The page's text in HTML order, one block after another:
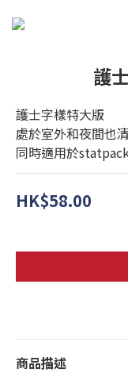
護
護士字樣特大版
處於室外和夜間也
同時適用於
HK$58.00
商品描述